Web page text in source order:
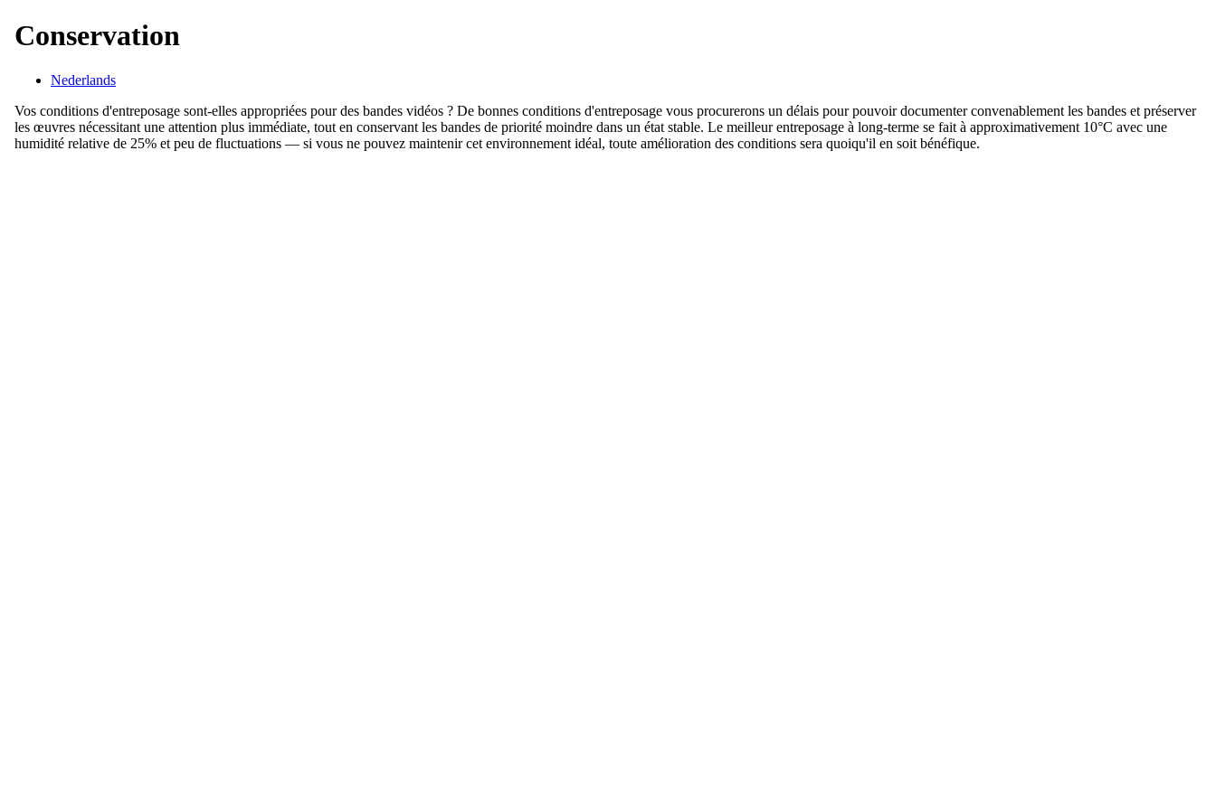
Conservation
Nederlands
Vos conditions d'entreposage sont-elles appropriées pour des bandes vidéos ? De bonnes conditions d'entreposage vous procurerons un délais pour pouvoir documenter convenablement les bandes et préserver
les œuvres nécessitant une attention plus immédiate, tout en conservant les bandes de priorité moindre dans un état stable. Le meilleur entreposage à long-terme se fait à approximativement 10°C avec une
humidité relative de 25% et peu de fluctuations — si vous ne pouvez maintenir cet environnement idéal, toute amélioration des conditions sera quoiqu'il en soit bénéfique.